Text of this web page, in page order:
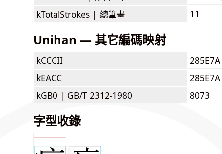
kTotalStrokes | 總筆畫 11
Unihan — 其它編碼映射
kCCCII
285E7A
kEACC
285E7A
kGB0 | GB/T 2312-1980 8073
字型收錄